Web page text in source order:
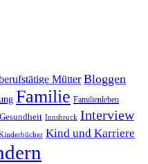
Mütter Bloggen
Familie Familienleben
Gesundheit Innsbruck Interview
Kind und Karriere